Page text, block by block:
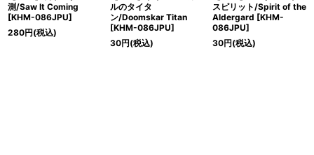
測/Saw It Coming
[KHM-086JPU]
280円(税込)
ルのタイタ
ン/Doomskar Titan
[KHM-086JPU]
30円(税込)
スピリット/Spirit of the
Aldergard [KHM-
086JPU]
30円(税込)